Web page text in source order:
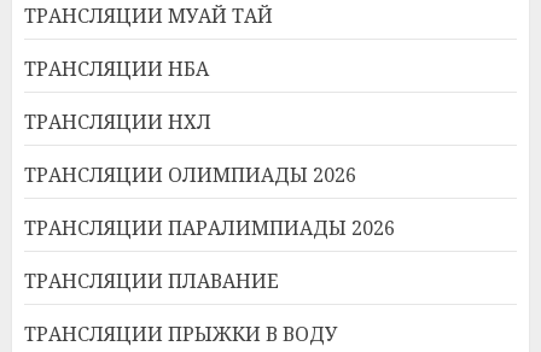
ТРАНСЛЯЦИИ МУАЙ ТАЙ
ТРАНСЛЯЦИИ НБА
ТРАНСЛЯЦИИ НХЛ
ТРАНСЛЯЦИИ ОЛИМПИАДЫ 2026
ТРАНСЛЯЦИИ ПАРАЛИМПИАДЫ 2026
ТРАНСЛЯЦИИ ПЛАВАНИЕ
ТРАНСЛЯЦИИ ПРЫЖКИ В ВОДУ